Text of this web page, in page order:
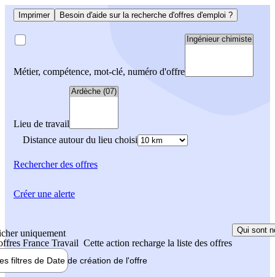
Imprimer Besoin d'aide sur la recherche d'offres d'emploi ?
Métier, compétence, mot-clé, numéro d'offre
Lieu de travail
Distance autour du lieu choisi
Rechercherdes offres
uniquement
France Travail Cette action recharge la liste des offres
Qui sont
filtres de Date de création de l'offre
Créer une alerte